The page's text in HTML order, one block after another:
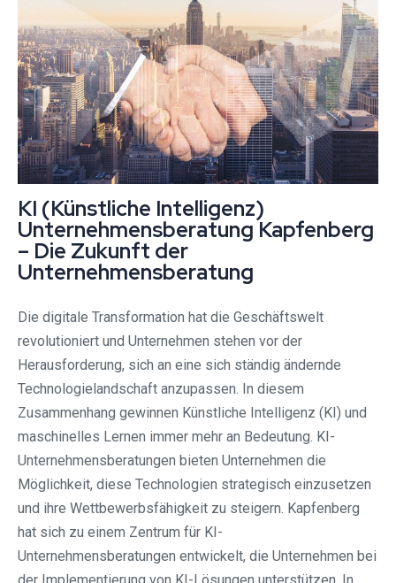
KI (Künstliche Intelligenz)
Unternehmensberatung Kapfenberg
– Die Zukunft der
Unternehmensberatung
Die digitale Transformation hat die Geschäftswelt
revolutioniert und Unternehmen stehen vor der
Herausforderung, sich an eine sich ständig ändernde
Technologielandschaft anzupassen. In diesem
Zusammenhang gewinnen Künstliche Intelligenz (KI) und
maschinelles Lernen immer mehr an Bedeutung. KI-
Unternehmensberatungen bieten Unternehmen die
Möglichkeit, diese Technologien strategisch einzusetzen
und ihre Wettbewerbsfähigkeit zu steigern. Kapfenberg
hat sich zu einem Zentrum für KI-
Unternehmensberatungen entwickelt, die Unternehmen bei